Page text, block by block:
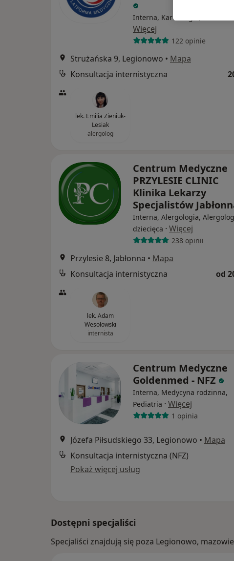
Interna, Kardiologia, Pediatria
Więcej
122 opinie
Strużańska 9, Legionowo • Mapa
Konsultacja internistyczna
lek. Emilia Zieniuk-
Lesiak
alergolog
Centrum Medyczne
PRZYLESIE CLINIC
Klinika Lekarzy
Specjalistów
Interna, Alergologia,
dziecięca · Więcej
238 opinii
Przylesie 8, Jabłonna • Mapa
Konsultacja internistyczna
od
lek. Adam
Wesołowski
internista
Centrum Medyczne
Goldenmed - NFZ
Interna, Medycyna rodzinna,
Pediatria · Więcej
1 opinia
Józefa Piłsudskiego 33, Legionowo • Mapa
Konsultacja internistyczna (NFZ)
Pokaż więcej usług
Dostępni specjaliści
Specjaliści znajdują się poza Legionowo,